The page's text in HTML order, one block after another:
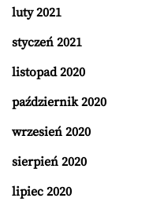
luty 2021
styczeń 2021
listopad 2020
październik 2020
wrzesień 2020
sierpień 2020
lipiec 2020